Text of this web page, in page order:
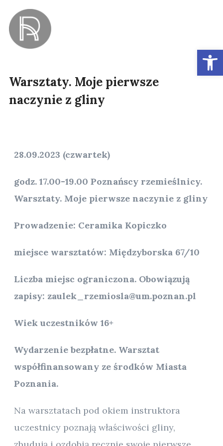
Warsztaty. Moje pierwsze
naczynie z gliny
28.09.2023 (czwartek)
godz. 17.00-19.00 Poznańscy rzemieślnicy.
Warsztaty. Moje pierwsze naczynie z gliny
Prowadzenie: Ceramika Kopiczko
miejsce warsztatów: Międzyborska 67/10
Liczba miejsc ograniczona. Obowiązują
zapisy: zaulek_rzemiosla@um.poznan.pl
Wiek uczestników 16+
Wydarzenie bezpłatne. Warsztat
współfinansowany ze środków Miasta
Poznania.
Na warsztatach pod okiem instruktora
uczestnicy poznają właściwości gliny,